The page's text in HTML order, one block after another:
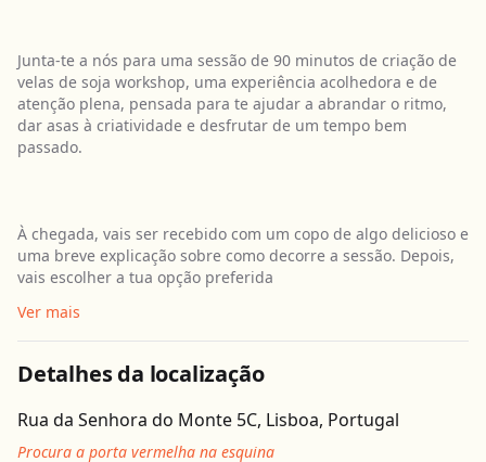
Junta-te a nós para uma sessão de 90 minutos de criação de
velas de soja workshop, uma experiência acolhedora e de
atenção plena, pensada para te ajudar a abrandar o ritmo,
dar asas à criatividade e desfrutar de um tempo bem
passado.
À chegada, vais ser recebido com um copo de algo delicioso e
uma breve explicação sobre como decorre a sessão. Depois,
vais escolher a tua opção preferida
Ver mais
Detalhes da localização
Rua da Senhora do Monte 5C, Lisboa, Portugal
Procura a porta vermelha na esquina